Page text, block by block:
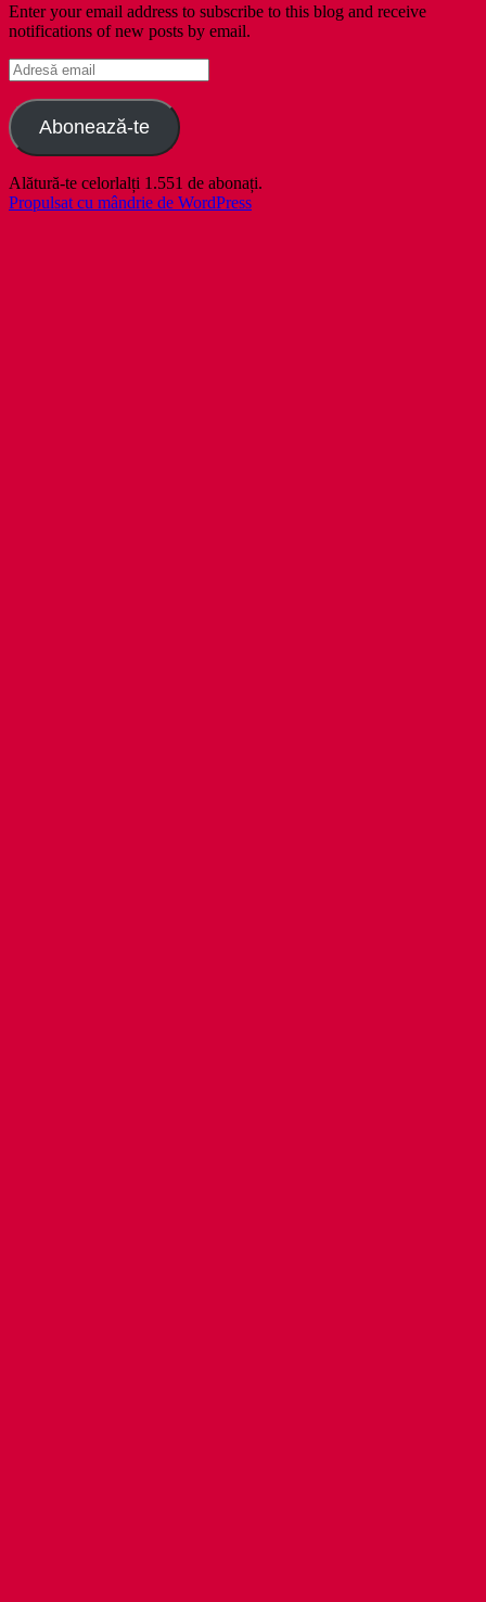
Enter your email address to subscribe to this blog and receive
notifications of new posts by email.
Adresă
email
Abonează-te
Alătură-te celorlalți 1.551 de abonați.
Propulsat cu mândrie de WordPress